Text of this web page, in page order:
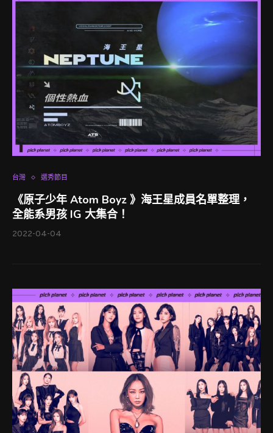
台灣 選秀節目
《原子少年 Atom Boyz 》海王星成員名單整理，
全能系男孩 IG 大集合！
2022-04-04